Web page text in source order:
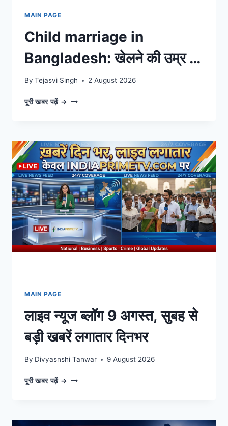
MAIN PAGE
Child marriage in
Bangladesh: खेलने की उम्र में
मां और हिंसा का शिकार? जानिए
बांग्लादेश की बेटियों का दर्द।
By Tejasvi Singh 2 August 2026
पूरी खबर पढ़ें → CHILD
खेलने
की
उम्र
में
मां
और
हिंसा
का
शिकार?
जानिए
बांग्लादेश
MAIN PAGE
लाइव न्यूज ब्लॉग 9 अगस्त, सुबह से
बड़ी खबरें लगातार दिनभर
By Divyasnshi Tanwar 9 August 2026
पूरी खबर पढ़ें → लाइव
अगस्त,